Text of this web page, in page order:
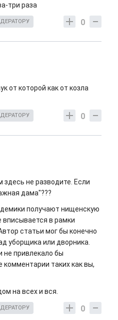
три раза
0
от которой как от козла
0
не разводите. Если
дама"???
получают нищенскую
вписывается в рамки
статьи мог бы конечно
уборщика или дворника.
не привлекало бы
комментарии таких как вы,
на всех и вся.
0